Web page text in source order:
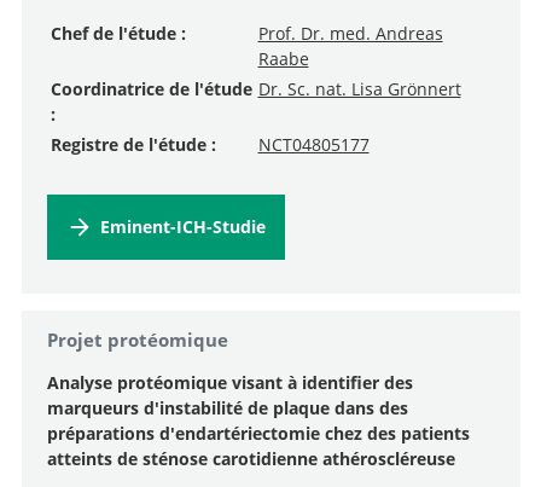
Chef de l'étude :
Prof. Dr. med. Andreas
Raabe
Coordinatrice de l'étude
:
Dr. Sc. nat. Lisa Grönnert
Registre de l'étude : NCT04805177
Eminent-ICH-Studie
Projet protéomique
Analyse protéomique visant à identifier des
marqueurs d'instabilité de plaque dans des
préparations d'endartériectomie chez des patients
atteints de sténose carotidienne athéroscléreuse